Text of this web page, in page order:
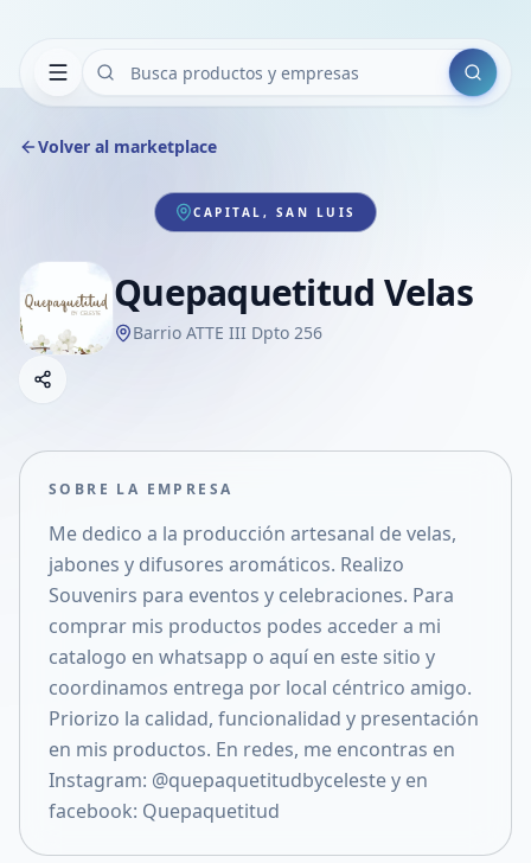
Buscar
Volver al marketplace
CAPITAL, SAN LUIS
Quepaquetitud Velas
Barrio ATTE III Dpto 256
Compartir empresa
Compartir en X
SOBRE LA EMPRESA
Me dedico a la producción artesanal de velas,
jabones y difusores aromáticos. Realizo
Souvenirs para eventos y celebraciones. Para
comprar mis productos podes acceder a mi
catalogo en whatsapp o aquí en este sitio y
coordinamos entrega por local céntrico amigo.
Priorizo la calidad, funcionalidad y presentación
en mis productos. En redes, me encontras en
Instagram: @quepaquetitudbyceleste y en
facebook: Quepaquetitud